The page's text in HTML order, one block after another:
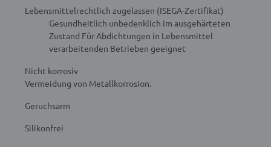
Lebensmittelrechtlich zugelassen (ISEGA-Zertifikat)
Gesundheitlich unbedenklich im ausgehärteten
Zustand Für Abdichtungen in Lebensmittel
verarbeitenden Betrieben geeignet
Nicht korrosiv
Vermeidung von Metallkorrosion.
Geruchsarm
Silikonfrei